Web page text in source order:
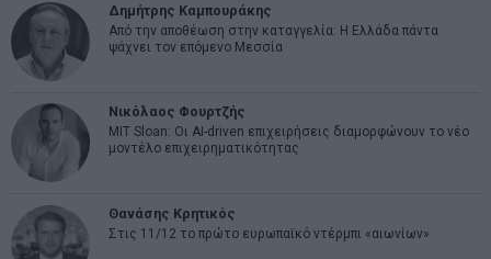
Δημήτρης Καμπουράκης
Από την αποθέωση στην καταγγελία: Η Ελλάδα πάντα
ψάχνει τον επόμενο Μεσσία
Νικόλαος Φουρτζής
MIT Sloan: Οι AI-driven επιχειρήσεις διαμορφώνουν το νέο
μοντέλο επιχειρηματικότητας
Θανάσης Κρητικός
Στις 11/12 το πρώτο ευρωπαϊκό ντέρμπι «αιωνίων»